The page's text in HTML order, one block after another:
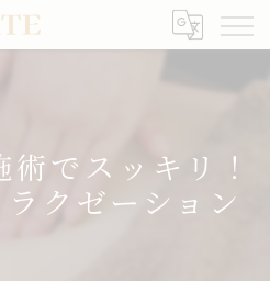
でスッキリ！
クゼーション